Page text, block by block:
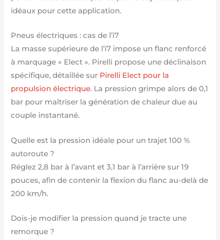
idéaux pour cette application.
Pneus électriques : cas de l’i7
La masse supérieure de l’i7 impose un flanc renforcé
à marquage « Elect ». Pirelli propose une déclinaison
spécifique, détaillée sur Pirelli Elect pour la
propulsion électrique. La pression grimpe alors de 0,1
bar pour maîtriser la génération de chaleur due au
couple instantané.
Quelle est la pression idéale pour un trajet 100 %
autoroute ?
Réglez 2,8 bar à l’avant et 3,1 bar à l’arrière sur 19
pouces, afin de contenir la flexion du flanc au-delà de
200 km/h.
Dois-je modifier la pression quand je tracte une
remorque ?